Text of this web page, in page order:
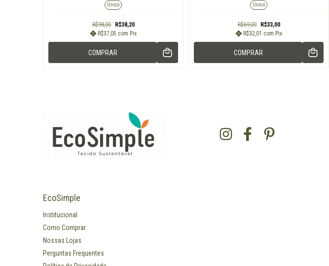
Único
R$98,00
R$38,20
R$37,05 com Pix
COMPRAR
Único
R$69,00
R$33,00
R$32,01 com Pix
COMPRAR
EcoSimple
Institucional
Como Comprar
Nossas Lojas
Perguntas Frequentes